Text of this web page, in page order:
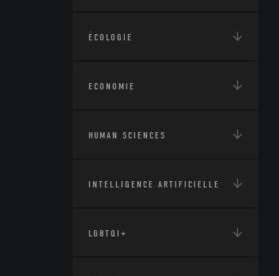
ÉCOLOGIE
ECONOMIE
HUMAN SCIENCES
INTELLIGENCE ARTIFICIELLE
LGBTQI+